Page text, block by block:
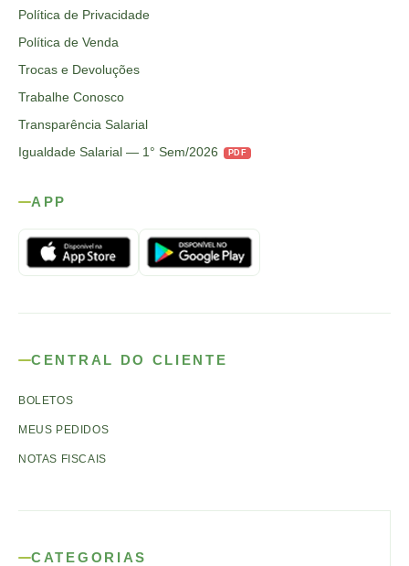
Política de Privacidade
Política de Venda
Trocas e Devoluções
Trabalhe Conosco
Transparência Salarial
Igualdade Salarial — 1° Sem/2026
PDF
APP
CENTRAL DO CLIENTE
BOLETOS
MEUS PEDIDOS
NOTAS FISCAIS
CATEGORIAS